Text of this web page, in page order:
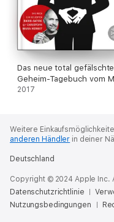
Das neue total gefälschte
Geheim-Tagebuch vom
von Frau Merkel
2017
Weitere
anderen Händler in deiner
Deutschland
Copyright © 2024 Apple Inc.
Datenschutzrichtlinie
Nutzungsbedingungen